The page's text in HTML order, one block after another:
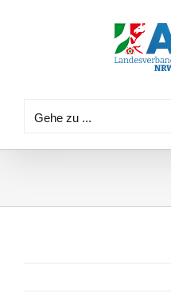
Gehe zu ...